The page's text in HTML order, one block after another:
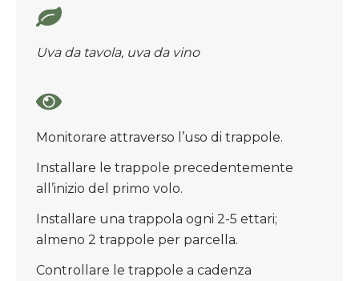
Uva da tavola, uva da vino
Monitorare attraverso l’uso di trappole.
Installare le trappole precedentemente
all’inizio del primo volo.
Installare una trappola ogni 2-5 ettari;
almeno 2 trappole per parcella.
Controllare le trappole a cadenza